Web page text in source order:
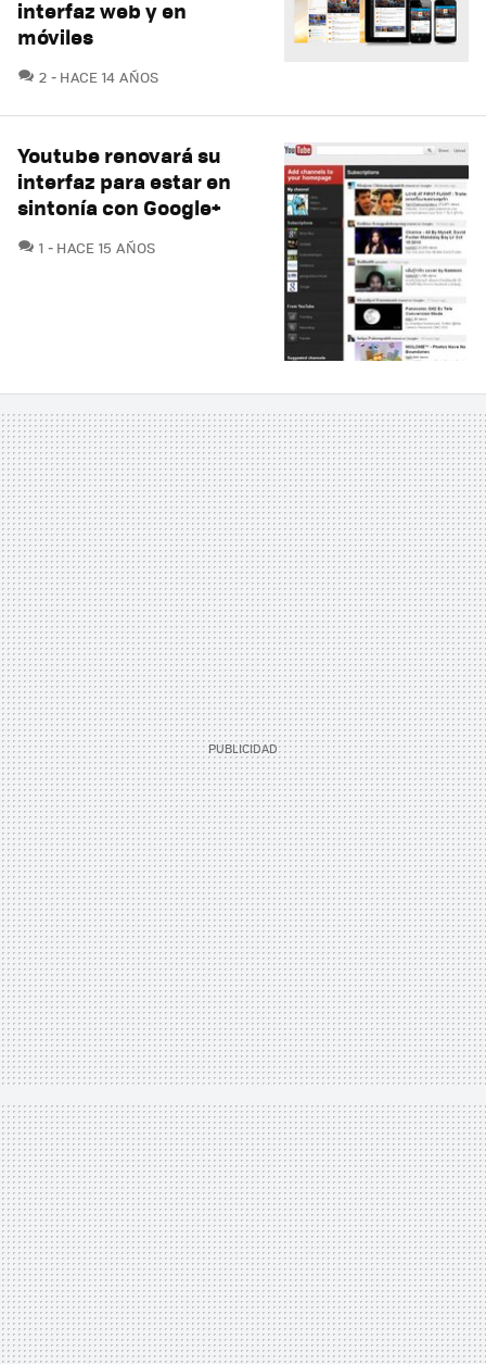
interfaz web y en
móviles
2 COMENTARIOS
HACE 14 AÑOS
Youtube renovará su
interfaz para estar en
sintonía con Google+
1 COMENTARIOS
HACE 15 AÑOS